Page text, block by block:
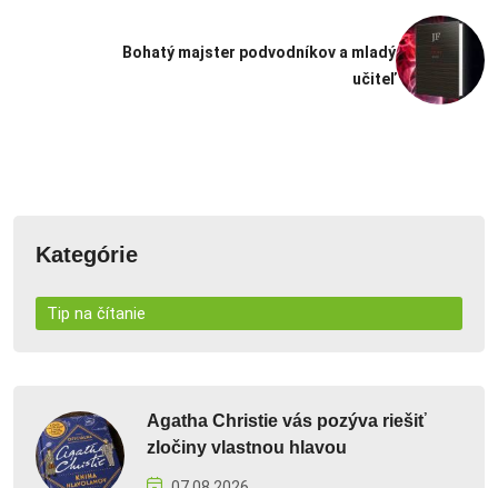
Bohatý majster podvodníkov a mladý
učiteľ
Kategórie
Tip na čítanie
Agatha Christie vás pozýva riešiť
zločiny vlastnou hlavou